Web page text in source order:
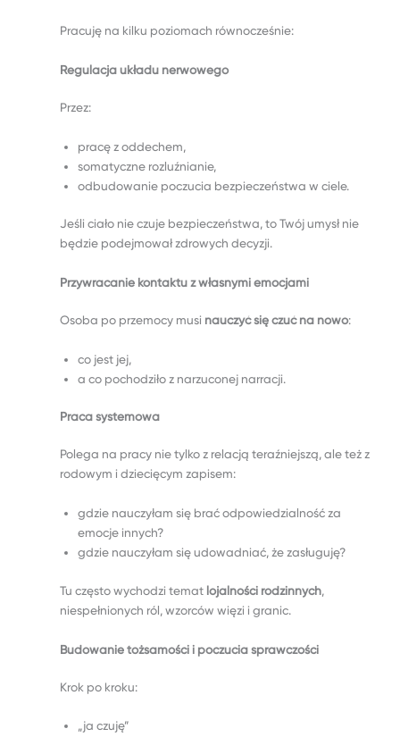
Pracuję na kilku poziomach równocześnie:
Regulacja układu nerwowego
Przez:
pracę z oddechem,
somatyczne rozluźnianie,
odbudowanie poczucia bezpieczeństwa w ciele.
Jeśli ciało nie czuje bezpieczeństwa, to Twój umysł nie
będzie podejmował zdrowych decyzji.
Przywracanie kontaktu z własnymi emocjami
Osoba po przemocy musi nauczyć się czuć na nowo:
co jest jej,
a co pochodziło z narzuconej narracji.
Praca systemowa
Polega na pracy nie tylko z relacją teraźniejszą, ale też z
rodowym i dziecięcym zapisem:
gdzie nauczyłam się brać odpowiedzialność za
emocje innych?
gdzie nauczyłam się udowadniać, że zasługuję?
Tu często wychodzi temat lojalności rodzinnych,
niespełnionych ról, wzorców więzi i granic.
Budowanie tożsamości i poczucia sprawczości
Krok po kroku:
„ja czuję”